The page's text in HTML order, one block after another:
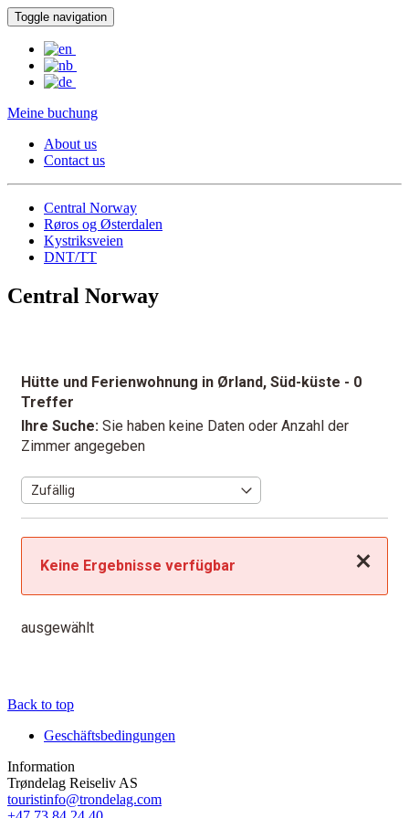
Toggle navigation
Meine buchung
About us
Contact us
Central Norway
Røros og Østerdalen
Kystriksveien
DNT/TT
Central Norway
Hütte und Ferienwohnung in Ørland, Süd-küste - 0
Treffer
Ihre Suche: Sie haben keine Daten oder Anzahl der
Zimmer angegeben
Schließen
Keine Ergebnisse verfügbar
ausgewählt
Back to top
Geschäftsbedingungen
Information
Trøndelag Reiseliv AS
touristinfo@trondelag.com